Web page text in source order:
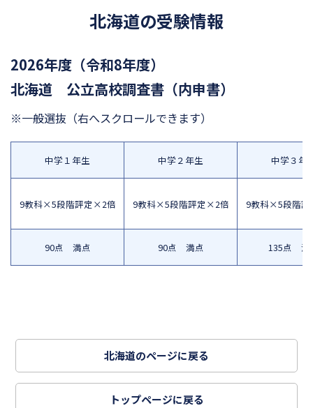
北海道の受験情報
2026年度（令和8年度）
北海道 公立高校調査書（内申書）
※一般選抜 （右へスクロールできます）
中学１年生
9教科×5段階評定×2倍
90点 満点
中学２年生
9教科×5段階評定×2倍
90点 満点
中学３年
9教科×5段階
135点 満
北海道のページに戻る
トップページに戻る